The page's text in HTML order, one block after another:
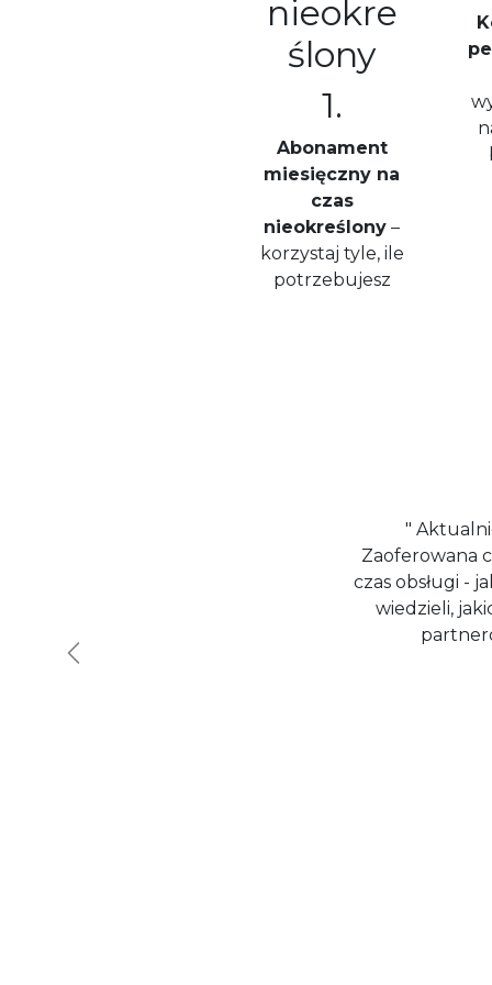
1.
Abonament
miesięczny na
czas
nieokreślony –
korzystaj tyle, ile
potrzebujesz
"
Zaoferowana
czas obsługi -
wiedzieli,
Wstecz